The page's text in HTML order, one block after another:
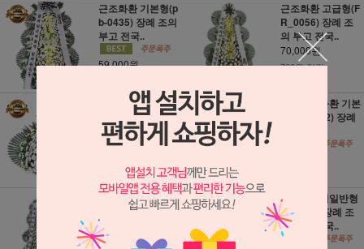
근조화환 기본형(p
b-0435) 장례 조의
부고 전국..
59,000원
근조화환 고급형(F
R_0056) 장례 조
의 부고 전국..
70,000원
700원 적립
근조바구니(fr-000
6) 장례 조의 부고
전국꽃배달
490원 적립
순백근조화환 기본
형(pb-0432) 장례
근조화환 특대최고
급형(i-10015) 장
례식 조화배..
95,000원
근조오브제일반형
(fr-0005) 장례 조
의 부고 전국..